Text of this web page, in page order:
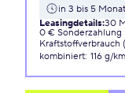
in 3 bis 5
Leasingdetails:30
0 € Sonderzahlung
Kraftstoffverbrauch
kombiniert: 116 g/km